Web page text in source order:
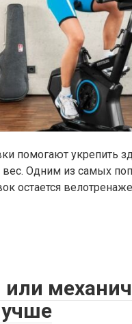
помогают укрепить
Одним из самых
остается